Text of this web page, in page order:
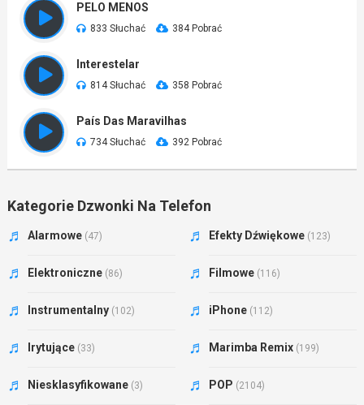
PELO MENOS
833 Słuchać 384 Pobrać
Interestelar
814 Słuchać 358 Pobrać
País Das Maravilhas
734 Słuchać 392 Pobrać
Kategorie Dzwonki Na Telefon
Alarmowe (47) Efekty Dźwiękowe (123)
Elektroniczne (86) Filmowe (116)
Instrumentalny (102) iPhone (112)
Irytujące (33) Marimba Remix (199)
Niesklasyfikowane (3) POP (2104)